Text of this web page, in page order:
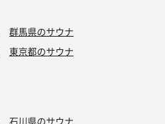
群馬県のサウナ
東京都のサウナ
石川県のサウナ